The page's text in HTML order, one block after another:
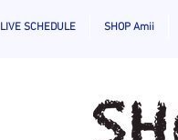
LIVE SCHEDULE SHOP Amii